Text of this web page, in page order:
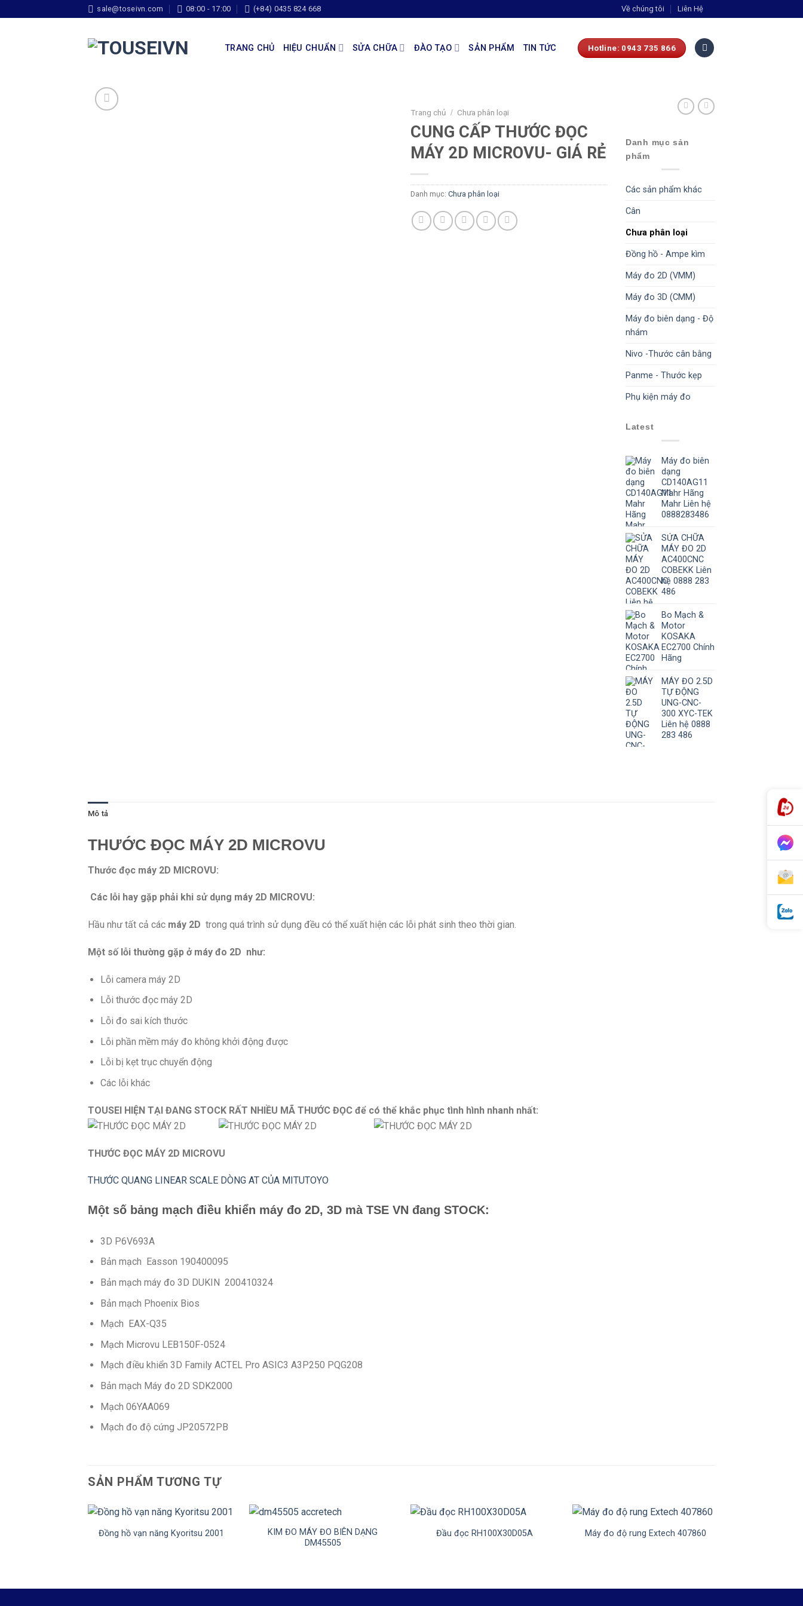
sale@toseivn.com 08:00 - 17:00 (+84) 0435 824 668 Về chúng tôi Liên Hệ
TRANG CHỦ HIỆU CHUẨN SỬA CHỮA ĐÀO TẠO SẢN PHẨM TIN TỨC Hotline: 0943 735 866
Trang chủ / Chưa phân loại
CUNG CẤP THƯỚC ĐỌC
MÁY 2D MICROVU- GIÁ RẺ
Danh mục: Chưa phân loại
Danh mục sản
phẩm
Các sản phẩm khác
Cân
Chưa phân loại
Đồng hồ - Ampe kìm
Máy đo 2D (VMM)
Máy đo 3D (CMM)
Máy đo biên dạng - Độ
nhám
Nivo -Thước cân bằng
Panme - Thước kẹp
Phụ kiện máy đo
Latest
Máy đo biên
dạng
CD140AG11
Mahr Hãng
Mahr Liên hệ
0888283486
SỬA CHỮA
MÁY ĐO 2D
AC400CNC
COBEKK Liên
hệ 0888 283
486
Bo Mạch &
Motor
KOSAKA
EC2700 Chính
Hãng
MÁY ĐO 2.5D
TỰ ĐỘNG
UNG-CNC-
300 XYC-TEK
Liên hệ 0888
283 486
Mô tả
THƯỚC ĐỌC MÁY 2D MICROVU
Thước đọc máy 2D MICROVU:
Các lỗi hay gặp phải khi sử dụng máy 2D MICROVU:
Hầu như tất cả các máy 2D trong quá trình sử dụng đều có thể xuất hiện các lỗi phát sinh theo thời gian.
Một số lỗi thường gặp ở máy đo 2D như:
Lỗi camera máy 2D
Lỗi thước đọc máy 2D
Lỗi đo sai kích thước
Lỗi phần mềm máy đo không khởi động được
Lỗi bị kẹt trục chuyển động
Các lỗi khác
TOUSEI HIỆN TẠI ĐANG STOCK RẤT NHIỀU MÃ THƯỚC ĐỌC để có thể khắc phục tình hình nhanh nhất:
THƯỚC ĐỌC MÁY 2D MICROVU
THƯỚC QUANG LINEAR SCALE DÒNG AT CỦA MITUTOYO
Một số bảng mạch điều khiển máy đo 2D, 3D mà TSE VN đang STOCK:
3D P6V693A
Bản mạch Easson 190400095
Bản mạch máy đo 3D DUKIN 200410324
Bản mạch Phoenix Bios
Mạch EAX-Q35
Mạch Microvu LEB150F-0524
Mạch điều khiển 3D Family ACTEL Pro ASIC3 A3P250 PQG208
Bản mạch Máy đo 2D SDK2000
Mạch 06YAA069
Mạch đo độ cứng JP20572PB
SẢN PHẨM TƯƠNG TỰ
+
Đồng hồ vạn năng Kyoritsu 2001
+
KIM ĐO MÁY ĐO BIÊN DẠNG
DM45505
+
Đầu đọc RH100X30D05A
+
Máy đo độ rung Extech 407860